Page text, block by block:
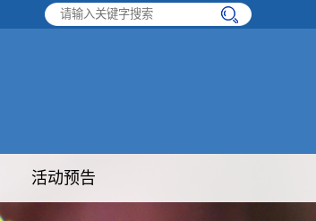
活动预告